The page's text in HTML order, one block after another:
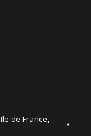
Ile de France,